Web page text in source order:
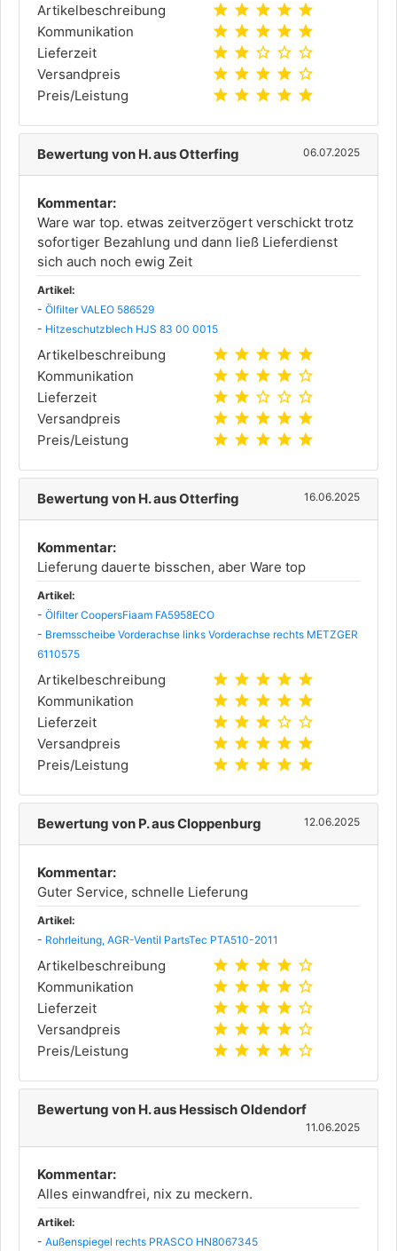
Artikelbeschreibung star star star star star
Kommunikation star star star star star
Lieferzeit star star star_outline star_outline star_outline
Versandpreis star star star star star_outline
Preis/Leistung star star star star star
Bewertung von H. aus Otterfing 06.07.2025
Kommentar:
Ware war top. etwas zeitverzögert verschickt trotz
sofortiger Bezahlung und dann ließ Lieferdienst
sich auch noch ewig Zeit
Artikel:
- Ölfilter VALEO 586529
- Hitzeschutzblech HJS 83 00 0015
Artikelbeschreibung star star star star star
Kommunikation star star star star star_outline
Lieferzeit star star star_outline star_outline star_outline
Versandpreis star star star star star
Preis/Leistung star star star star star
Bewertung von H. aus Otterfing 16.06.2025
Kommentar:
Lieferung dauerte bisschen, aber Ware top
Artikel:
- Ölfilter CoopersFiaam FA5958ECO
- Bremsscheibe Vorderachse links Vorderachse rechts METZGER
6110575
Artikelbeschreibung star star star star star
Kommunikation star star star star star
Lieferzeit star star star star_outline star_outline
Versandpreis star star star star star
Preis/Leistung star star star star star
Bewertung von P. aus Cloppenburg 12.06.2025
Kommentar:
Guter Service, schnelle Lieferung
Artikel:
- Rohrleitung, AGR-Ventil PartsTec PTA510-2011
Artikelbeschreibung star star star star star_outline
Kommunikation star star star star star_outline
Lieferzeit star star star star star_outline
Versandpreis star star star star star_outline
Preis/Leistung star star star star star_outline
Bewertung von H. aus Hessisch Oldendorf
11.06.2025
Kommentar:
Alles einwandfrei, nix zu meckern.
Artikel:
- Außenspiegel rechts PRASCO HN8067345